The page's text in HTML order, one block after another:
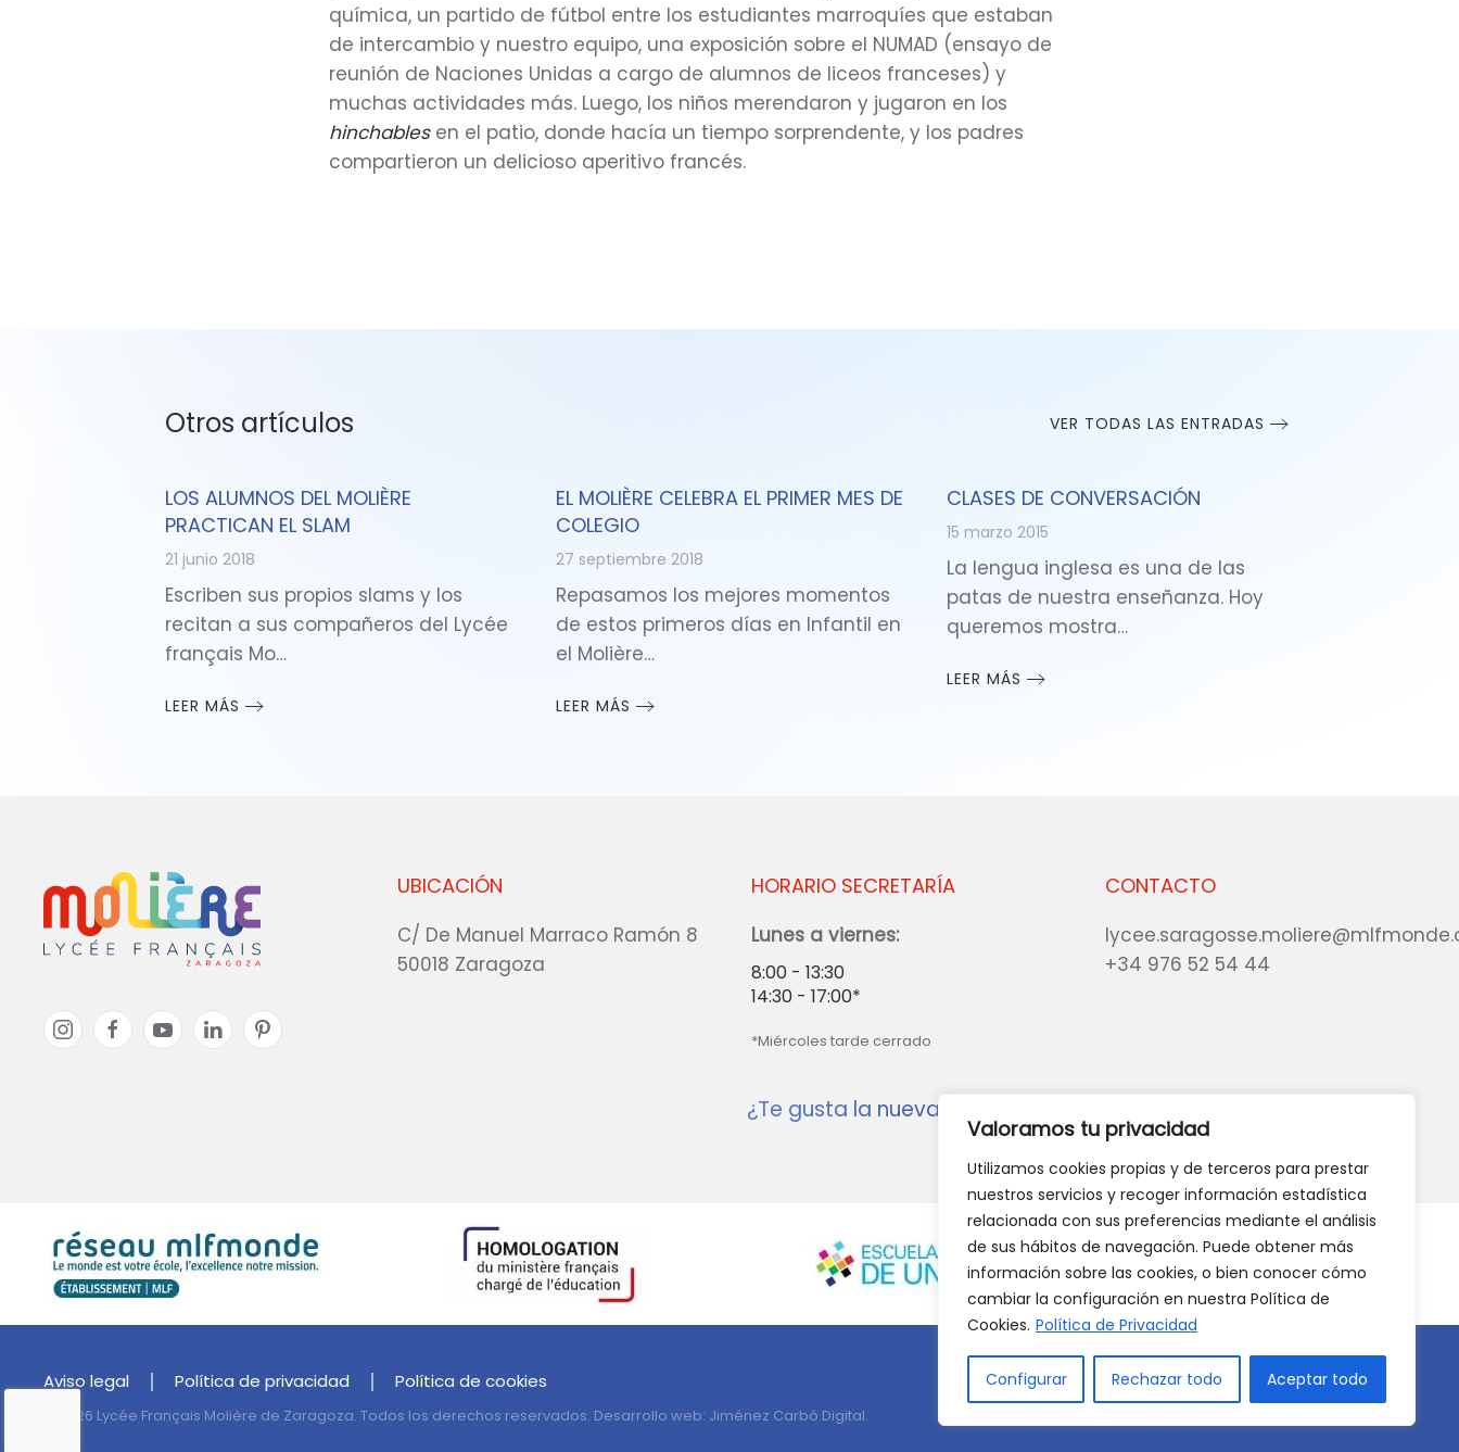
Valoramos tu privacidad
Utilizamos cookies propias y de terceros para prestar
nuestros servicios y recoger información estadística
relacionada con sus preferencias mediante el análisis
de sus hábitos de navegación. Puede obtener más
información sobre las cookies, o bien conocer cómo
cambiar la configuración en nuestra Política de
Cookies. Política de Privacidad
Configurar Rechazar todo Aceptar todo
química, un partido de fútbol entre los estudiantes marroquíes que estaban
de intercambio y nuestro equipo, una exposición sobre el NUMAD (ensayo de
reunión de Naciones Unidas a cargo de alumnos de liceos franceses) y
muchas actividades más. Luego, los niños merendaron y jugaron en los
hinchablesen el patio, donde hacía un tiempo sorprendente, y los padres
compartieron un delicioso aperitivo francés.
Otros artículos VER TODAS LAS ENTRADAS
LOS ALUMNOS DEL MOLIÈRE
PRACTICAN EL SLAM
21 junio 2018
Escriben sus propios slams y los
recitan a sus compañeros del Lycée
français Mo…
LEER MÁS
EL MOLIÈRE CELEBRA EL PRIMER MES DE
COLEGIO
27 septiembre 2018
Repasamos los mejores momentos
de estos primeros días en Infantil en
el Molière…
LEER MÁS
CLASES DE CONVERSACIÓN
15 marzo 2015
La lengua inglesa es una de las
patas de nuestra enseñanza. Hoy
queremos mostra…
LEER MÁS
UBICACIÓN
C/ De Manuel Marraco Ramón 8
50018 Zaragoza
CONTACTO
+34 976 52 54 44
HORARIO SECRETARÍA
Lunes a viernes:
8:00 - 13:30
14:30 - 17:00*
*Miércoles tarde cerrado
¿Te gusta la nueva web?
Aviso legal Política de privacidad Política de cookies
2026 Lycée Français Molière de Zaragoza. Todos los derechos reservados. Desarrollo web: Jiménez Carbó Digital.